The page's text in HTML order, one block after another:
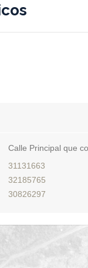
Calle Principal que
31131663
32185765
30826297